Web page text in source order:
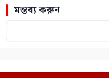
মন্তব্য করুন